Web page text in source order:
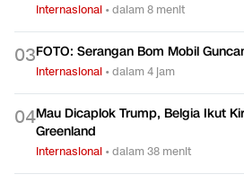
Internasional •dalam 8 menit
03FOTO: Serangan Bom Mobil
Internasional •dalam 4 jam
04Mau Dicaplok Trump, Belgia Ikut
Greenland
Internasional •dalam 38 menit